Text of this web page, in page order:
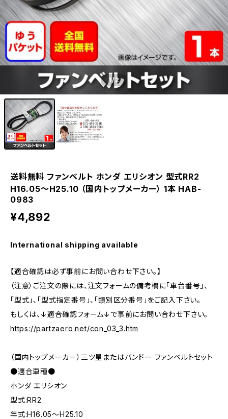
1/2
送料無料 ファンベルト ホンダ エリシオン 型式RR2
H16.05～H25.10 （国内トップメーカー） 1本 HAB-
0983
¥4,892
International shipping available
【適合確認は必ず事前にお問い合わせ下さい。】
（注意）ご注文の際には、注文フォームの備考欄に「車台番号」、
「型式」、「型式指定番号」、「類別区分番号」をご記入下さい。
もしくは、↓適合確認フォーム↓で事前にお問い合わせ下さい。
https://partzaero.net/con_03_3.htm
（国内トップメーカー）三ツ星またはバンドー ファンベルトセット
●適合車種●
ホンダ エリシオン
型式:RR2
年式:H16.05～H25.10